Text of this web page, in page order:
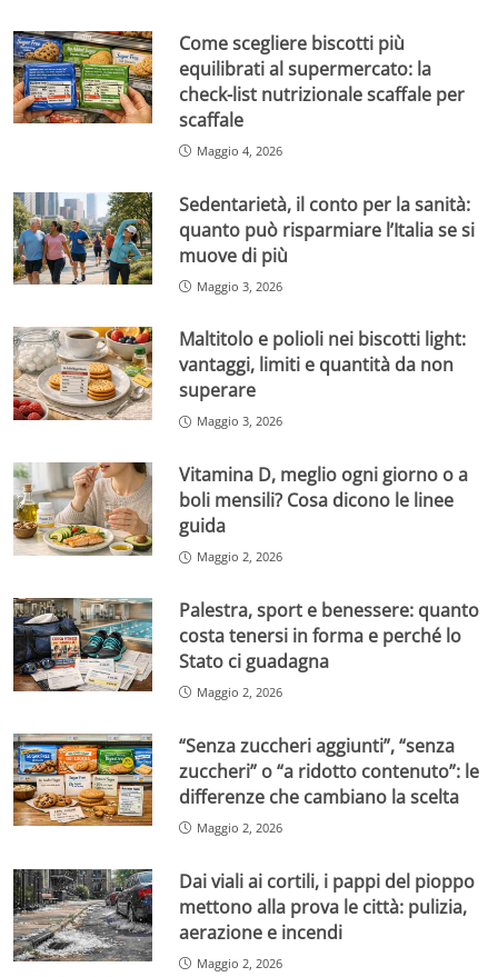
Come scegliere biscotti più
equilibrati al supermercato: la
check-list nutrizionale scaffale per
scaffale
Maggio 4, 2026
Sedentarietà, il conto per la sanità:
quanto può risparmiare l’Italia se si
muove di più
Maggio 3, 2026
Maltitolo e polioli nei biscotti light:
vantaggi, limiti e quantità da non
superare
Maggio 3, 2026
Vitamina D, meglio ogni giorno o a
boli mensili? Cosa dicono le linee
guida
Maggio 2, 2026
Palestra, sport e benessere: quanto
costa tenersi in forma e perché lo
Stato ci guadagna
Maggio 2, 2026
“Senza zuccheri aggiunti”, “senza
zuccheri” o “a ridotto contenuto”: le
differenze che cambiano la scelta
Maggio 2, 2026
Dai viali ai cortili, i pappi del pioppo
mettono alla prova le città: pulizia,
aerazione e incendi
Maggio 2, 2026